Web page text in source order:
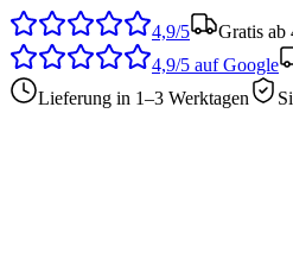
4,9/5 Gratis ab
4,9/5 auf Google
Lieferung in 1–3 Werktagen